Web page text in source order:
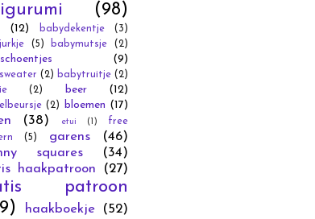
(98)
(12) babydekentje
(3)
(5) babymutsje (2)
(9)
(2) babytruitje (2)
(2) beer (12)
(2) bloemen (17)
(38) etui (1)
free
(5) garens
(46)
squares
(34)
haakpatroon
(27)
patroon
haakboekje (52)